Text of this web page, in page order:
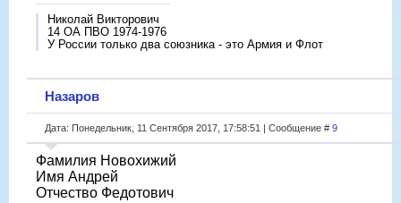
Николай Викторович
14 ОА ПВО 1974-1976
У России только два союзника - это Армия и Флот
Назаров
Дата: Понедельник, 11 Сентября 2017, 17:58:51 | Сообщение # 9
Фамилия Новохижий
Имя Андрей
Отчество Федотович